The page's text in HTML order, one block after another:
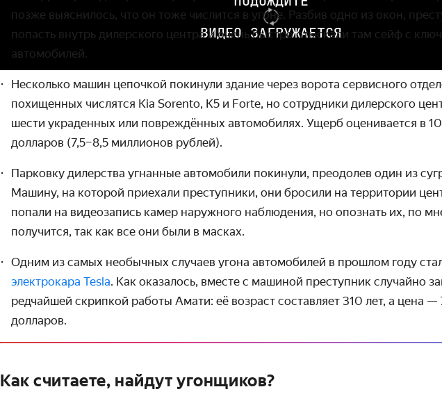
ВИДЕО ЗАГРУЖАЕТСЯ
позже выяснилось, что он тоже числится в угоне. Разбив одно из окон,
попасть внутрь дилерского центра и очень быстро отыскали там сейф с
автомобилей.
Несколько машин цепочкой покинули здание через ворота сервисного
похищенных числятся Kia Sorento, K5 и Forte, но сотруд­ники дилерского
шести украденных или повреждённых автомо­билях. Ущерб оцени­вается в
долларов (7,5–8,5 миллионов рублей).
Парковку дилерства угнанные автомобили покинули, преодолев один из
Машину, на которой приехали преступ­ники, они бросили на терри­тории
попали на видео­запись камер наружного наблюдения, но опознать их, по
получится, так как все они были в масках.
Одним из самых необычных случаев угона авто­мобилей в прошлом году
электрокара Tesla. Как оказалось, вместе с машиной преступник случайно
редчайшей скрипкой работы Амати: её возраст составляет 310 лет, а цена
долларов.
Как считаете, найдут угонщиков?